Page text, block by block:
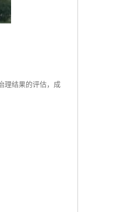
理结果的评估，成